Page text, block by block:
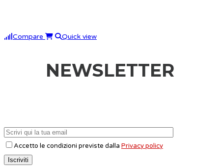
Compare Quick view
NEWSLETTER
Accetto le condizioni previste dalla Privacy policy